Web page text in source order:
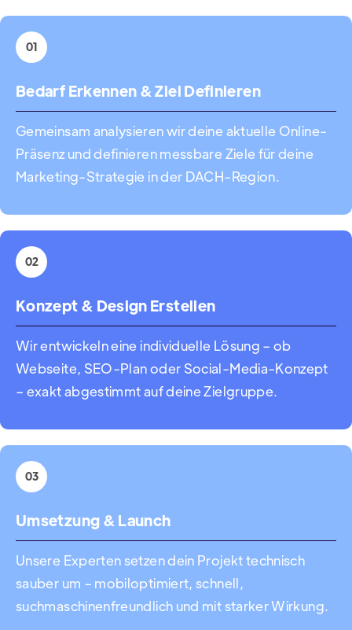
01
Bedarf Erkennen & Ziel Definieren
Gemeinsam analysieren wir deine aktuelle Online-
Präsenz und definieren messbare Ziele für deine
Marketing-Strategie in der DACH-Region.
02
Konzept & Design Erstellen
Wir entwickeln eine individuelle Lösung – ob
Webseite, SEO-Plan oder Social-Media-Konzept
– exakt abgestimmt auf deine Zielgruppe.
03
Umsetzung & Launch
Unsere Experten setzen dein Projekt technisch
sauber um – mobiloptimiert, schnell,
suchmaschinenfreundlich und mit starker Wirkung.